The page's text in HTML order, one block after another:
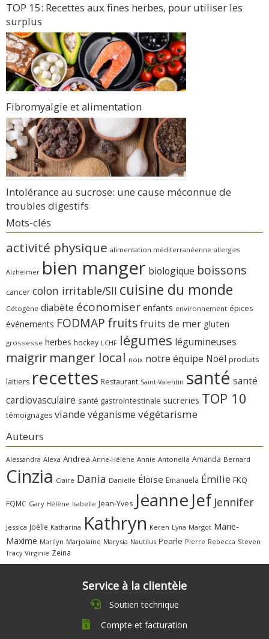
TOP 15: Recettes aux fines herbes, pour utiliser les
surplus
Fibromyalgie et alimentation
Intolérance au sucrose: une cause méconnue de
troubles digestifs
Mots-clés
activité physique alimentation méditerranéenne allergies
Alzheimer bien manger biologique boissons
cancer colon irritable/SII cuisine du monde
Cétogène diabète économiser enfants environnement épices
événements FODMAP fruitsfruits de mer gluten
grossesse herbes hockey LCHF légumes légumineuses
maigrir manger local noix notre équipe Noël produits
laitiers recettes Restaurant Saint-Valentin santé santé
cardiovasculaire santé gastrointestinale sucreries TOP 10
témoignages viande véganisme végétarisme
Auteurs
Alessandra Alexa Andrea Anne-Hélène Annie Antonella Amanda Bernard
Cinzia Claire Dania Danielle Éloïse Emanuela Émilie FKQ
FQMC Gary Hélène Isabelle Jean-Yves Jeanne Jef Jennifer
Jessica Joëlle Katharina Kathryn Keren Lyna Margot Marie-
Maxime Marilyn Marjolaine Marysia Nautilus Pearle Pierre Rebecca Steven
Tracy Virginie Zeina
Service à la clientèle
Soutien technique
Compte et facturation